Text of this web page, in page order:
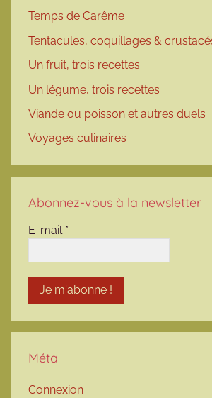
Temps de Carême
Tentacules, coquillages &
Un fruit, trois recettes
Un légume, trois recettes
Viande ou poisson et autres duels
Voyages culinaires
Abonnez-vous à la newsletter
E-mail *
Méta
Connexion